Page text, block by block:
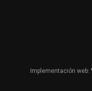
Implementación web: